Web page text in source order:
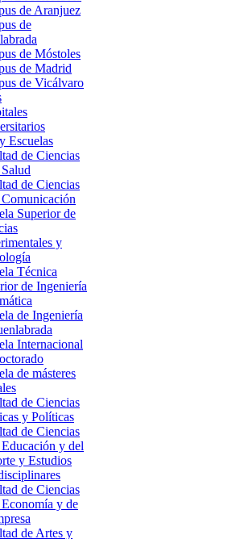
de Aranjuez
de
de Móstoles
de Madrid
de Vicálvaro
Escuelas
de Ciencias
de Ciencias
Superior de
y
Técnica
de Ingeniería
de Ingeniería
Internacional
de másteres
de Ciencias
y Políticas
de Ciencias
y del
y Estudios
de Ciencias
y de
de Artes y